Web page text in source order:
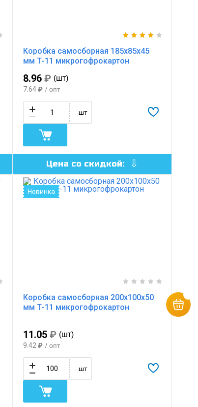
Коробка самосборная 185х85х45
мм Т-11 микрогофрокартон
8.96 ₽ (шт)
7.64₽ / опт
шт
Цена со скидкой:
Новинка
Коробка самосборная 200х100х50
мм Т-11 микрогофрокартон
11.05 ₽ (шт)
9.42 ₽ / опт
шт